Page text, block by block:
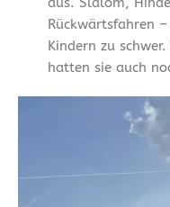
Rückwärtsfahren
Kindern zu
hatten sie auch